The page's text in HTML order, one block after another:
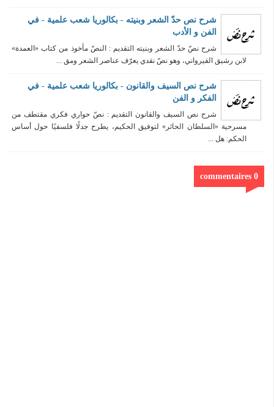
شرح نص حدّ الشعر وبنيته - بكالوريا شعب علمية - في
الفن و الأدب
شرح نصّ حدّ الشعر وبنيته التقديم : النصّ مأخوذ من كتاب «العمدة»
لابن رشيق القيرواني، وهو نصّ نقدي يعرّف عناصر الشعر ومق ...
شرح نص السيف والقانون - بكالوريا شعب علمية - في
الفكر و الفن
شرح نص السيف والقانون التقديم : نصّ حواري فكري مقتطف من
مسرحية «السلطان الحائر» لتوفيق الحكيم، يطرح جدلًا فلسفيًا حول أساس
الحكم: هل ...
0 commentaires